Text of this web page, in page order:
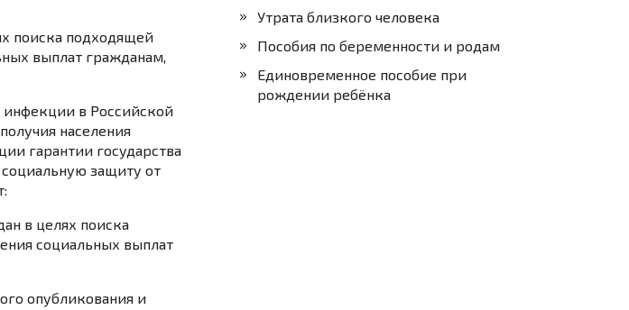
поиска подходящей
выплат гражданам,
инфекции в Российской
населения
гарантии государства
защиту от
в целях поиска
социальных выплат
опубликования и
Утрата близкого человека
Пособия по беременности и родам
Единовременное пособие при
рождении ребёнка